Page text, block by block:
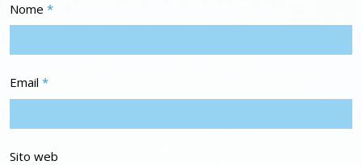
Nome *
Email *
Sito web